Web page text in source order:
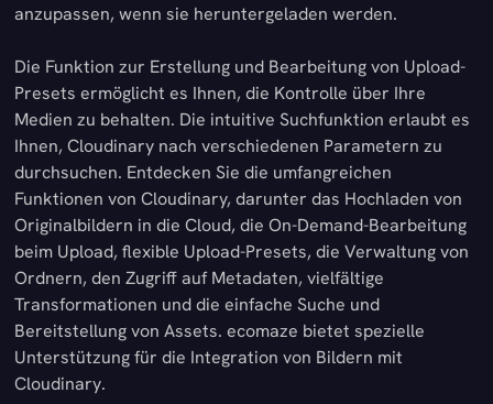
anzupassen, wenn sie heruntergeladen werden.
Die Funktion zur Erstellung und Bearbeitung von Upload-
Presets ermöglicht es Ihnen, die Kontrolle über Ihre
Medien zu behalten. Die intuitive Suchfunktion erlaubt es
Ihnen, Cloudinary nach verschiedenen Parametern zu
durchsuchen. Entdecken Sie die umfangreichen
Funktionen von Cloudinary, darunter das Hochladen von
Originalbildern in die Cloud, die On-Demand-Bearbeitung
beim Upload, flexible Upload-Presets, die Verwaltung von
Ordnern, den Zugriff auf Metadaten, vielfältige
Transformationen und die einfache Suche und
Bereitstellung von Assets. ecomaze bietet spezielle
Unterstützung für die Integration von Bildern mit
Cloudinary.